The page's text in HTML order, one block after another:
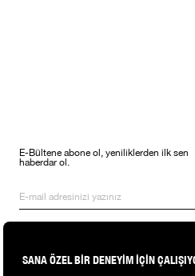
E-Bültene abone ol, yeniliklerden ilk sen
haberdar ol.
sözleşmesine buradan ulaşabilirsin